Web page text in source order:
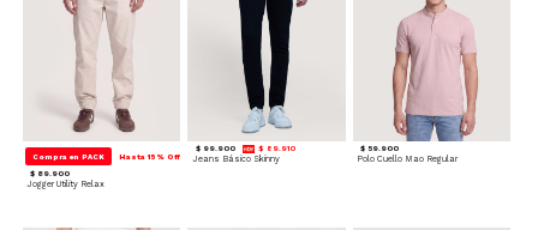
Compra en PACK Hasta 15% Off
$ 89.900
Jogger Utility Relax
$ 99.900 $ 89.910
Jeans Básico Skinny
$ 59.900
Polo Cuello Mao Regular